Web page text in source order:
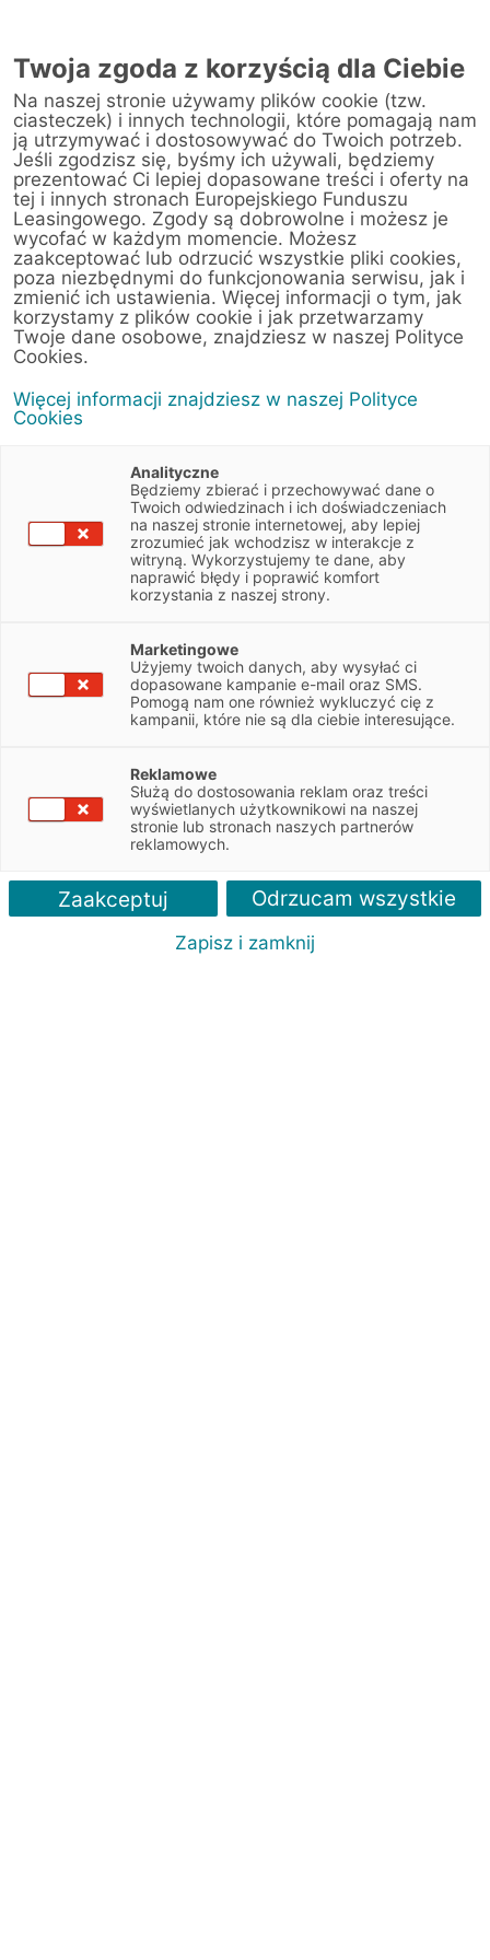
Warsztat
Strona główna/ Obsługa klienta/Centrum Likwidacji Szkód
DF Grupa PGD Sp. z o.o. Sp. k. (Kraków Jasnogórska)
< Powrót do listy placówek
DF Grupa PGD Sp. z
o.o. Sp. k. (Kraków
Jasnogórska)
Jasnogórska 60
Małopolskie
NIP 6793123159
Obsługiwane pojazdy:
Obsługiwane marki:
Ford
Wyznacz trasę
Twoja zgoda z korzyścią dla Ciebie
Na naszej stronie używamy plików cookie (tzw.
ciasteczek) i innych technologii, które pomagają nam
ją utrzymywać i dostosowywać do Twoich potrzeb.
Jeśli zgodzisz się, byśmy ich używali, będziemy
prezentować Ci lepiej dopasowane treści i oferty na
tej i innych stronach Europejskiego Funduszu
Leasingowego. Zgody są dobrowolne i możesz je
wycofać w każdym momencie. Możesz
zaakceptować lub odrzucić wszystkie pliki cookies,
poza niezbędnymi do funkcjonowania serwisu, jak i
zmienić ich ustawienia. Więcej informacji o tym, jak
korzystamy z plików cookie i jak przetwarzamy
Twoje dane osobowe, znajdziesz w naszej Polityce
Cookies.
Więcej informacji znajdziesz w naszej Polityce
Cookies
Analityczne
Będziemy zbierać i przechowywać dane o
Twoich odwiedzinach i ich doświadczeniach
na naszej stronie internetowej, aby lepiej
zrozumieć jak wchodzisz w interakcje z
witryną. Wykorzystujemy te dane, aby
naprawić błędy i poprawić komfort
korzystania z naszej strony.
Marketingowe
Użyjemy twoich danych, aby wysyłać ci
dopasowane kampanie e-mail oraz SMS.
Pomogą nam one również wykluczyć cię z
kampanii, które nie są dla ciebie interesujące.
Reklamowe
Służą do dostosowania reklam oraz treści
wyświetlanych użytkownikowi na naszej
stronie lub stronach naszych partnerów
reklamowych.
Zaakceptuj Odrzucam wszystkie
Zapisz i zamknij